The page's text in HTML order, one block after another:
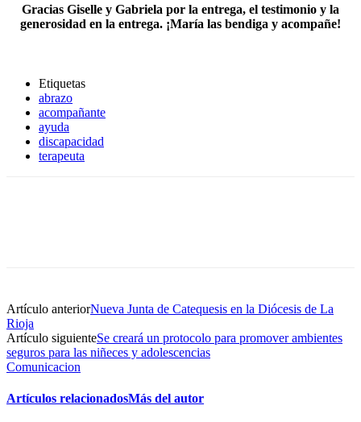
Gracias Giselle y Gabriela por la entrega, el testimonio y la
generosidad en la entrega. ¡María las bendiga y acompañe!
Etiquetas
abrazo
acompañante
ayuda
discapacidad
terapeuta
Artículo anteriorNueva Junta de Catequesis en la Diócesis de La
Rioja
Artículo siguienteSe creará un protocolo para promover ambientes
seguros para las niñeces y adolescencias
Comunicacion
Artículos relacionadosMás del autor